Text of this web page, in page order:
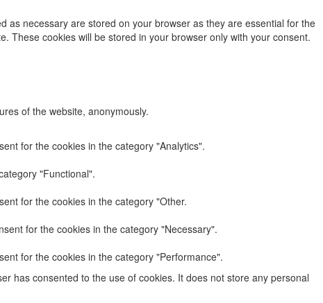
as necessary are stored on your browser as they are essential for the
These cookies will be stored in your browser only with your consent.
of the website, anonymously.
for the cookies in the category "Analytics".
"Functional".
for the cookies in the category "Other.
for the cookies in the category "Necessary".
for the cookies in the category "Performance".
has consented to the use of cookies. It does not store any personal